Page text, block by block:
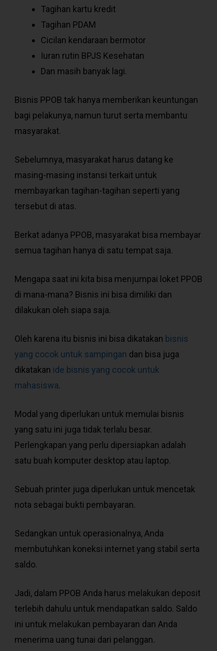
Tagihan kartu kredit
Tagihan PDAM
Cicilan kendaraan bermotor
Iuran rutin BPJS Kesehatan
Dan masih banyak lagi.
Bisnis PPOB tak hanya memberikan keuntungan
bagi pelakunya, namun turut serta membantu
masyarakat.
Sebelumnya, masyarakat harus datang ke
masing-masing instansi terkait untuk
membayarkan tagihan-tagihan seperti yang
tersebut di atas.
Berkat adanya PPOB, masyarakat bisa membayar
semua tagihan hanya di satu tempat saja.
Mengapa saat ini kita bisa menjumpai loket PPOB
di mana-mana? Bisnis ini bisa dimiliki dan
dilakukan oleh siapa saja.
Oleh karena itu bisnis ini bisa dikatakan bisnis
yang cocok untuk sampingan dan bisa juga
dikatakan ide bisnis yang cocok untuk
mahasiswa.
Modal yang diperlukan untuk memulai bisnis
yang satu ini juga tidak terlalu besar.
Perlengkapan yang perlu dipersiapkan adalah
satu buah komputer desktop atau laptop.
Sebuah printer juga diperlukan untuk mencetak
nota sebagai bukti pembayaran.
Sedangkan untuk operasionalnya, Anda
membutuhkan koneksi internet yang stabil serta
saldo.
Jadi, dalam PPOB Anda harus melakukan deposit
terlebih dahulu untuk mendapatkan saldo. Saldo
ini untuk melakukan pembayaran dan Anda
menerima uang tunai dari pelanggan.